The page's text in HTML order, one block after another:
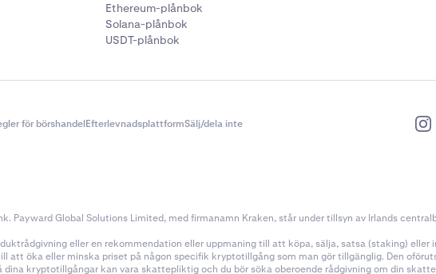
Ethereum-plånbok
Solana-plånbok
USDT-plånbok
för börshandelEfterlevnadsplattformSälj/dela inte
Global Solutions Limited, med firmanamn Kraken, står under tillsyn av Irlands
eller en rekommendation eller uppmaning till att köpa, sälja, satsa (staking) eller
öka eller minska priset på någon specifik kryptotillgång som man gör tillgänglig. Den
kryptotillgångar kan vara skattepliktig och du bör söka oberoende rådgivning om din